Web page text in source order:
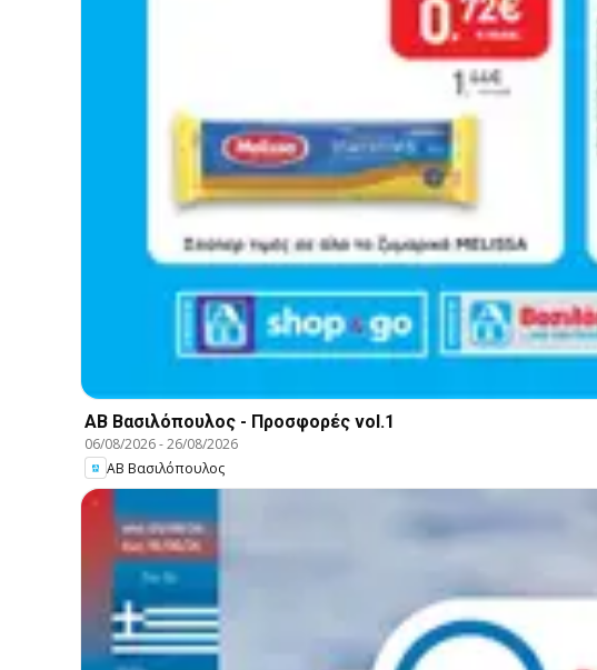
ΑΒ Βασιλόπουλος - Προσφορές vol.1
06/08/2026-26/08/2026
ΑΒ Βασιλόπουλος